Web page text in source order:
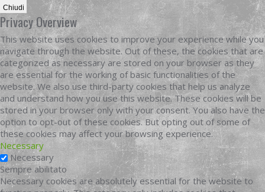
Chiudi
Privacy Overview
This website uses cookies to improve your experience while you
navigate through the website. Out of these, the cookies that are
categorized as necessary are stored on your browser as they
are essential for the working of basic functionalities of the
website. We also use third-party cookies that help us analyze
and understand how you use this website. These cookies will be
stored in your browser only with your consent. You also have the
option to opt-out of these cookies. But opting out of some of
these cookies may affect your browsing experience.
Necessary
Necessary
Sempre abilitato
Necessary cookies are absolutely essential for the website to